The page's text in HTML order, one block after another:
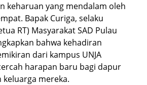
keharuan yang mendalam oleh
Bapak Curiga, selaku
RT) Masyarakat SAD Pulau
bahwa kehadiran
dari kampus UNJA
harapan baru bagi dapur
keluarga mereka.